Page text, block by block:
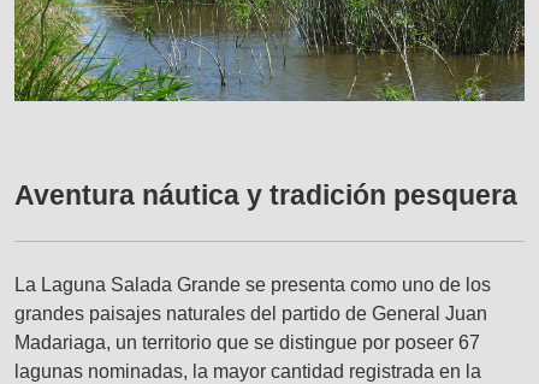
Aventura náutica y tradición pesquera
La Laguna Salada Grande se presenta como uno de los
grandes paisajes naturales del partido de General Juan
Madariaga, un territorio que se distingue por poseer 67
lagunas nominadas, la mayor cantidad registrada en la